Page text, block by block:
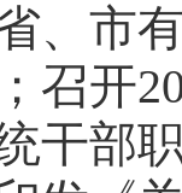
、市
召开
干部